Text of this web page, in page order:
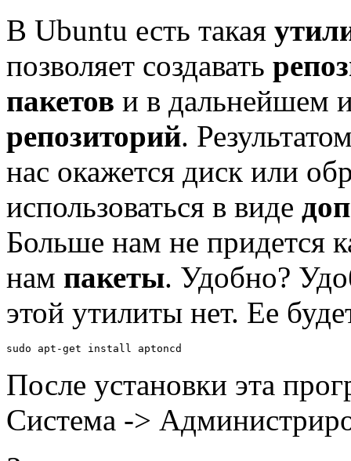
В Ubuntu есть такая
позволяет создавать
пакетов и в дальнейшем
репозиторий.
нас окажется диск или
использоваться в виде
Больше нам не придется
нам пакеты. Удобно?
этой утилиты нет. Ее
sudo apt-get install aptoncd
После установки эта
Система ->